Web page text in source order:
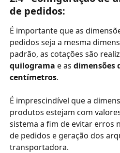
de pedidos:
É importante que as
pedidos seja a mesma
padrão, as cotações são
quilograma e as dimensões
centímetros.
É imprescindível que a
produtos estejam com
sistema a fim de evitar erros
de pedidos e geração dos
transportadora.